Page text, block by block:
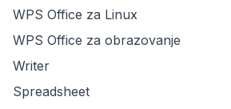
WPS Office za Linux
WPS Office za obrazovanje
Writer
Spreadsheet